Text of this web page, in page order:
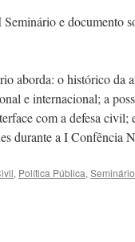
e documento
aborda: o histórico da
e internacional; a
com a defesa
durante a I Confência
, Política Pública, Seminário